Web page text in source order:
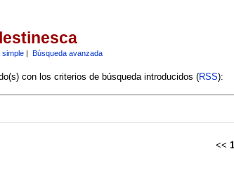
simple| Búsqueda avanzada
con los criterios de búsqueda introducidos (RSS):
<< 1